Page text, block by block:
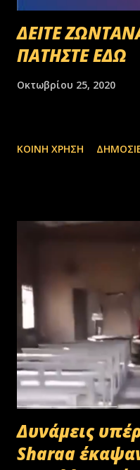
ΔΕΙΤΕ
ΠΑΤΗΣΤΕ ΕΔΩ
Οκτωβρίου 25, 2020
ΚΟΙΝΉ ΧΡΉΣΗ
Δυνάμεις
Sharaa